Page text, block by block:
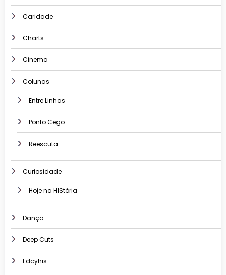
Caridade
Charts
Cinema
Colunas
Entre Linhas
Ponto Cego
Reescuta
Curiosidade
Hoje na HIStória
Dança
Deep Cuts
Edcyhis